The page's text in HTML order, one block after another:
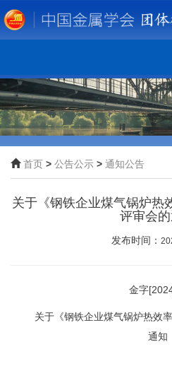
首页 > 公告公示 > 通知公告
关于《钢铁企业煤气锅炉热
评审会
发布时间：
金字
关于《钢铁企业煤气锅炉热效
通知